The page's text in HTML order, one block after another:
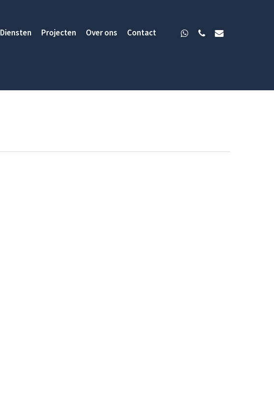
Diensten Projecten Over ons Contact